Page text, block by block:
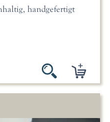
handgefertigt